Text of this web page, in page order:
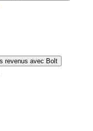
revenus avec Bolt